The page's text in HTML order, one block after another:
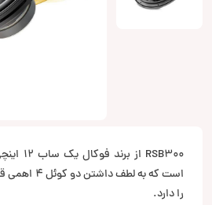
است که به
را دارد.